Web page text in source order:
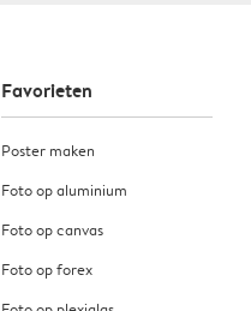
Favorieten
Poster maken
Foto op aluminium
Foto op canvas
Foto op forex